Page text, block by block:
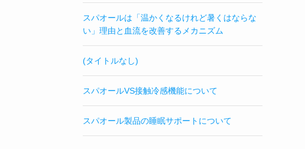
スパオールは「温かくなるけれど暑くはならな
い」理由と血流を改善するメカニズム
(タイトルなし)
スパオールVS接触冷感機能について
スパオール製品の睡眠サポートについて